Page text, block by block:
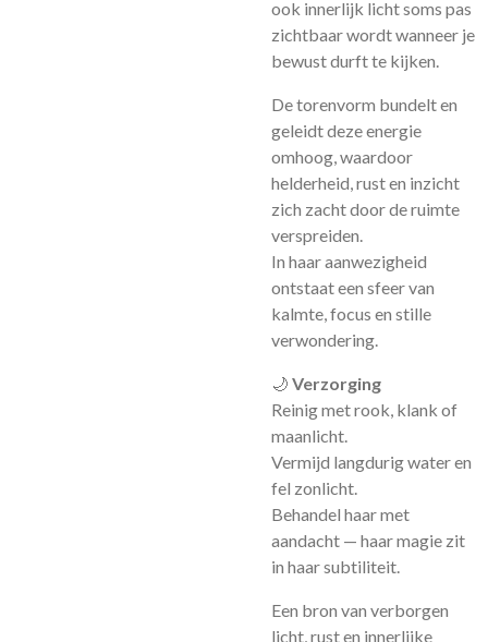
ook innerlijk licht soms pas
zichtbaar wordt wanneer je
bewust durft te kijken.
De torenvorm bundelt en
geleidt deze energie
omhoog, waardoor
helderheid, rust en inzicht
zich zacht door de ruimte
verspreiden.
In haar aanwezigheid
ontstaat een sfeer van
kalmte, focus en stille
verwondering.
🌙 Verzorging
Reinig met rook, klank of
maanlicht.
Vermijd langdurig water en
fel zonlicht.
Behandel haar met
aandacht — haar magie zit
in haar subtiliteit.
Een bron van verborgen
licht, rust en innerlijke